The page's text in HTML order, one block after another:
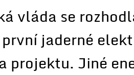
vláda se
jaderné
projektu. Jiné